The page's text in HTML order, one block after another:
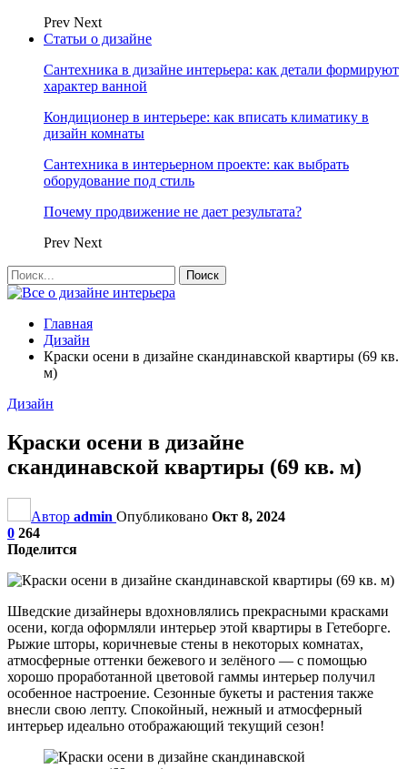
Prev Next
Статьи о дизайне
Сантехника в дизайне интерьера: как детали формируют
характер ванной
Кондиционер в интерьере: как вписать климатику в
дизайн комнаты
Сантехника в интерьерном проекте: как выбрать
оборудование под стиль
Почему продвижение не дает результата?
Prev Next
Главная
Дизайн
Краски осени в дизайне скандинавской квартиры (69 кв.
м)
Дизайн
Краски осени в дизайне
скандинавской квартиры (69 кв. м)
Автор admin Опубликовано Окт 8, 2024
0 264
Поделится
Шведские дизайнеры вдохновлялись прекрасными красками
осени, когда оформляли интерьер этой квартиры в Гетеборге.
Рыжие шторы, коричневые стены в некоторых комнатах,
атмосферные оттенки бежевого и зелёного — с помощью
хорошо проработанной цветовой гаммы интерьер получил
особенное настроение. Сезонные букеты и растения также
внесли свою лепту. Спокойный, нежный и атмосферный
интерьер идеально отображающий текущий сезон!